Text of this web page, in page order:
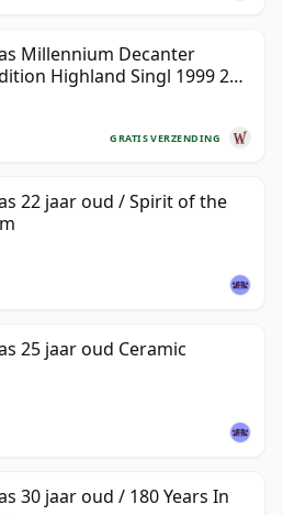
Millennium Decanter
Highland Singl 1999 25
GRATIS VERZENDING
22 jaar oud / Spirit of the
25 jaar oud Ceramic
30 jaar oud / 180 Years In